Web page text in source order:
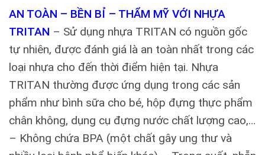
AN TOÀN – BỀN BỈ – THẨM MỸ VỚI NHỰA
TRITAN – Sử dụng nhựa TRITAN có nguồn gốc
tự nhiên, được đánh giá là an toàn nhất trong các
loại nhựa cho đến thời điểm hiện tại. Nhựa
TRITAN thường được ứng dụng trong các sản
phẩm như bình sữa cho bé, hộp đựng thực phẩm
chân không, dụng cụ đựng nước chất lượng cao,…
– Không chứa BPA (một chất gây ung thư và